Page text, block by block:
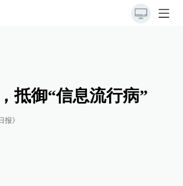
抵御“信息流行病”
报》